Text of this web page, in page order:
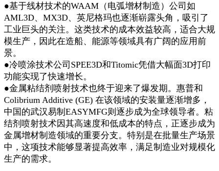
●基于线材技术的WAAM（电弧增材制造）公司如
AML3D、MX3D、英尼格玛也逐渐崭露头角，吸引了
工业巨头的关注。这类技术的成本效益较高，适合大规
模生产，因此在造船、能源等领域具有广阔的应用前
景。
●冷喷涂技术公司SPEE3D和Titomic凭借大幅面3D打印
功能实现了快速增长。
●金属粘结剂喷射技术也终于迎来了爆发期。惠普和
Colibrium Additive (GE) 在该领域的安装量逐渐增多，
中国的武汉易制EASYMFG则逐步成为全球领导者。粘
结剂喷射技术因其高速度和低成本的特点，正逐步成为
金属增材制造领域的重要分支。特别是在批量生产场景
中，这项技术能够显著提高效率，满足制造业对规模化
生产的需求。